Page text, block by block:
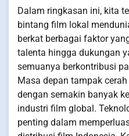
Dalam ringkasan ini, kita
bintang film lokal
berkat berbagai faktor
talenta hingga dukungan
semuanya berkontribusi
Masa depan tampak
dengan semakin banyak
industri film global.
penting dalam